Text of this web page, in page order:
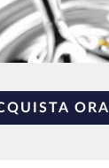
ORA